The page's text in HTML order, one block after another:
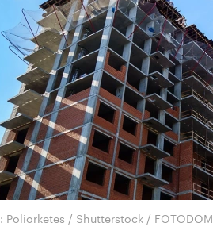
Poliorketes / Shutterstock / FOTODOM